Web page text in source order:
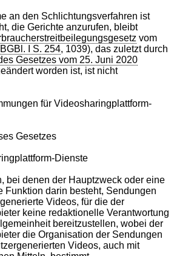
an den Schlichtungsverfahren ist
die Gerichte anzurufen, bleibt
vom
I S. 254, 1039), das zuletzt durch
Gesetzes vom 25. Juni 2020
worden ist, ist nicht
für Videosharingplattform-
Gesetzes
Dienste
bei denen der Hauptzweck oder eine
Funktion darin besteht, Sendungen
Videos, für die der
keine redaktionelle Verantwortung
bereitzustellen, wobei der
die Organisation der Sendungen
Videos, auch mit